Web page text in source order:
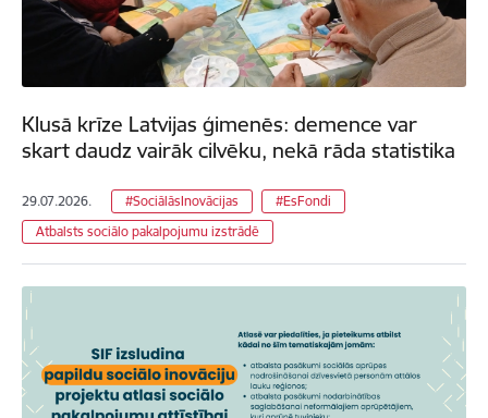
Klusā krīze Latvijas ģimenēs: demence var
skart daudz vairāk cilvēku, nekā rāda statistika
29.07.2026. #SociālāsInovācijas
#EsFondi
Atbalsts sociālo pakalpojumu izstrādē